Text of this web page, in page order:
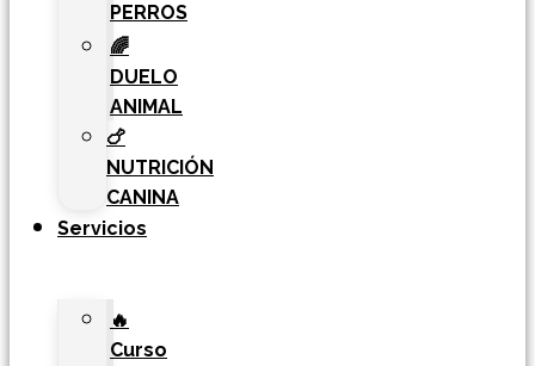
PERROS
🌈
DUELO
ANIMAL
🍗
NUTRICIÓN
CANINA
Servicios
🔥
Curso